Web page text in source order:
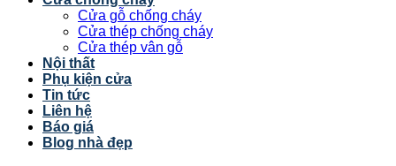
Cửa gỗ chống cháy
Cửa thép chống cháy
Cửa thép vân gỗ
Nội thất
Phụ kiện cửa
Tin tức
Liên hệ
Báo giá
Blog nhà đẹp